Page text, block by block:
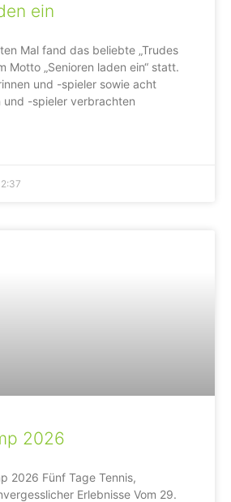
ein
Mal fand das beliebte „Trudes
Motto „Senioren laden ein“ statt.
und -spieler sowie acht
und -spieler verbrachten
2026
2026 Fünf Tage Tennis,
Erlebnisse Vom 29.